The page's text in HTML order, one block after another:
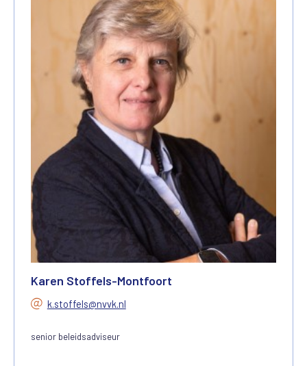
Karen Stoffels-Montfoort
k.stoffels@nvvk.nl
senior beleidsadviseur